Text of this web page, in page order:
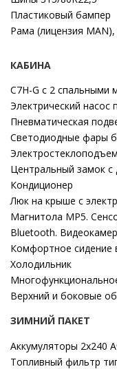
Пластиковый бампер
Рама (лицензия
КАБИНА
C7H-G с 2 спальными
Электрический
Пневматическая
Светодиодные фары
Центральный замок с
Кондиционер
Люк на крыше с
Магнитола MP5.
Bluetooth.
Комфортное сидение
Холодильник
Верхний и боковые
ЗИМНИЙ ПАКЕТ
Аккумуляторы 2х240
Топливный фильтр